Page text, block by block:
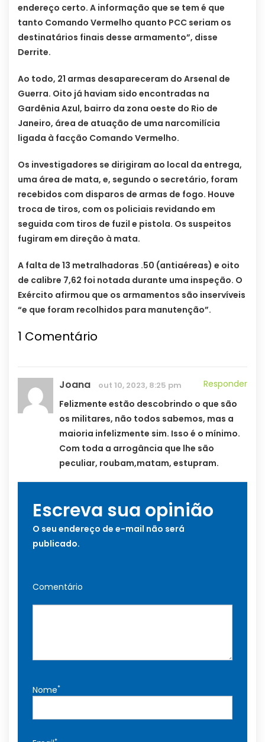
endereço certo. A informação que se tem é que
tanto Comando Vermelho quanto PCC seriam os
destinatários finais desse armamento”, disse
Derrite.
Ao todo, 21 armas desapareceram do Arsenal de
Guerra. Oito já haviam sido encontradas na
Gardênia Azul, bairro da zona oeste do Rio de
Janeiro, área de atuação de uma narcomilícia
ligada à facção Comando Vermelho.
Os investigadores se dirigiram ao local da entrega,
uma área de mata, e, segundo o secretário, foram
recebidos com disparos de armas de fogo. Houve
troca de tiros, com os policiais revidando em
seguida com tiros de fuzil e pistola. Os suspeitos
fugiram em direção à mata.
A falta de 13 metralhadoras .50 (antiaéreas) e oito
de calibre 7,62 foi notada durante uma inspeção. O
Exército afirmou que os armamentos são inservíveis
“e que foram recolhidos para manutenção”.
1 Comentário
Joana out 10, 2023, 8:25 pm
Responder
Felizmente estão descobrindo o que são
os militares, não todos sabemos, mas a
maioria infelizmente sim. Isso é o mínimo.
Com toda a arrogância que lhe são
peculiar, roubam,matam, estupram.
Escreva sua opinião
O seu endereço de e-mail não será
publicado.
Comentário
Nome*